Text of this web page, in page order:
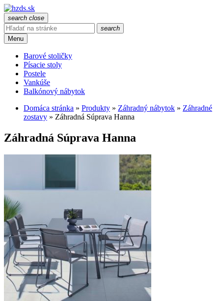
search close
search
Menu
Barové stoličky
Písacie stoly
Postele
Vankúše
Balkónový nábytok
Domáca stránka » Produkty » Záhradný nábytok » Záhradné
zostavy » Záhradná Súprava Hanna
Záhradná Súprava Hanna